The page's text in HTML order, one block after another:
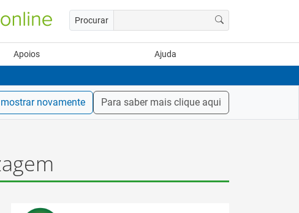
Procurar
Apoios Ajuda
mostrar novamente Para saber mais clique aqui